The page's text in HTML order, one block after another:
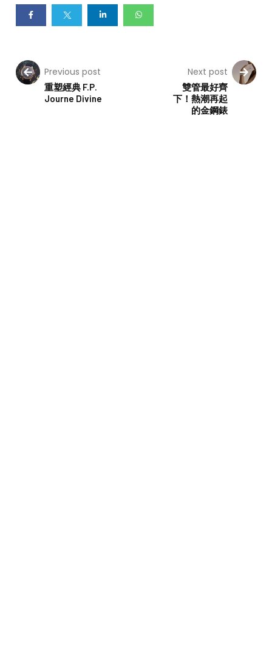
Previous post
重塑經典 F.P.
Journe Divine
Next post
雙管最好齊
下！熱潮再起
的金鋼錶